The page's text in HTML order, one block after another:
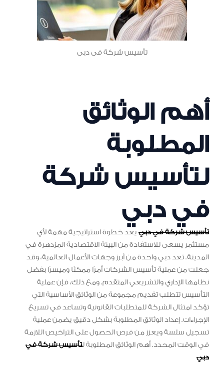
تأسيس شركة فى دبى
أهم الوثائق
المطلوبة
لتأسيس شركة
في دبي
تأسيس شركة في دبي يعد خطوة استراتيجية مهمة لأي
مستثمر يسعى للاستفادة من البيئة الاقتصادية المزدهرة في
المدينة. تعد دبي واحدة من أبرز وجهات الأعمال العالمية، وقد
جعلت من عملية تأسيس الشركات أمرًا ممكنًا وميسرًا بفضل
نظامها الإداري والتشريعي المتقدم. ومع ذلك، فإن عملية
التأسيس تتطلب تقديم مجموعة من الوثائق الأساسية التي
تؤكد امتثال الشركة للمتطلبات القانونية وتساعد في تسريع
الإجراءات. إعداد الوثائق المطلوبة بشكل دقيق يضمن عملية
تسجيل سلسة ويعزز من فرص الحصول على التراخيص اللازمة
في الوقت المحدد. أهم الوثائق المطلوبة لتأسيس شركة في
دبي